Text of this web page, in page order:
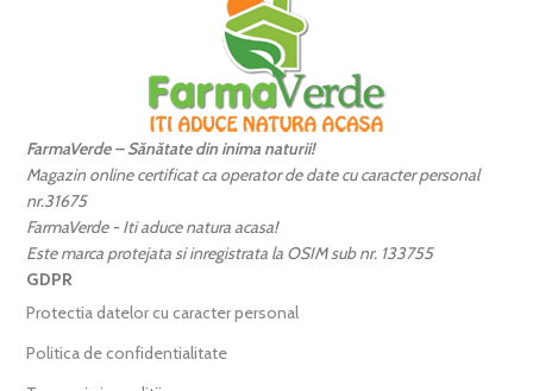
FarmaVerde – Sănătate din inima naturii!
Magazin online certificat ca operator de date cu caracter personal
nr.31675
FarmaVerde - Iti aduce natura acasa!
Este marca protejata si inregistrata la OSIM sub nr. 133755
GDPR
Protectia datelor cu caracter personal
Politica de confidentialitate